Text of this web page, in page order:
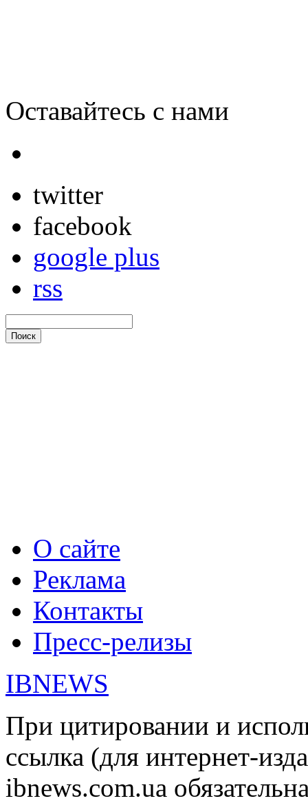
Оставайтесь с нами
twitter
facebook
google plus
rss
О сайте
Реклама
Контакты
Пресс-релизы
IBNEWS
При цитировании и
ссылка (для интернет-
ibnews.com.ua